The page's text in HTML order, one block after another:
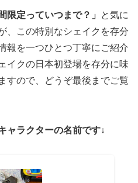
限定っていつまで？」
と気に
、この特別なシェイクを存分
報を一つひとつ丁寧にご紹介
イクの日本初登場を存分に味
すので、どうぞ最後までご覧
ャラクターの名前です↓